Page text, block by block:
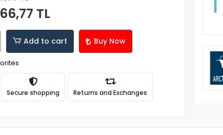
TL
Add to cart Buy Now
Secure shopping Returns and Exchanges